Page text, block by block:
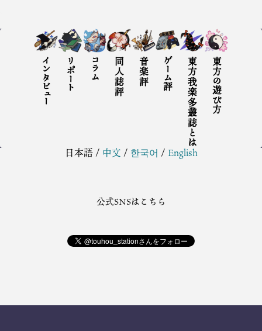
インタビュー リポート コラム 同人誌評 音楽評 ゲーム評 東方我楽多叢誌とは 東方の遊び方
日本語/ 中文 / 한국어 / English
公式SNSはこちら